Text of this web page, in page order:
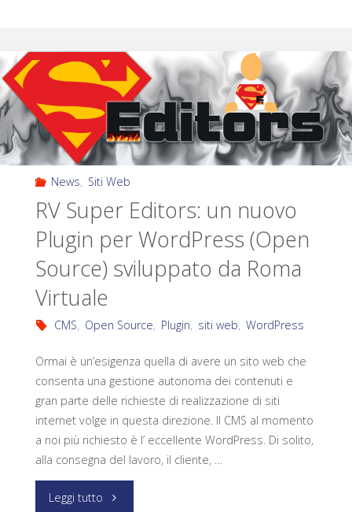
News, Siti Web
RV Super Editors: un nuovo
Plugin per WordPress (Open
Source) sviluppato da Roma
Virtuale
CMS, Open Source, Plugin, siti web, WordPress
Ormai è un’esigenza quella di avere un sito web che
consenta una gestione autonoma dei contenuti e
gran parte delle richieste di realizzazione di siti
internet volge in questa direzione. Il CMS al momento
a noi più richiesto è l’ eccellente WordPress. Di solito,
alla consegna del lavoro, il cliente, …
Leggi tutto